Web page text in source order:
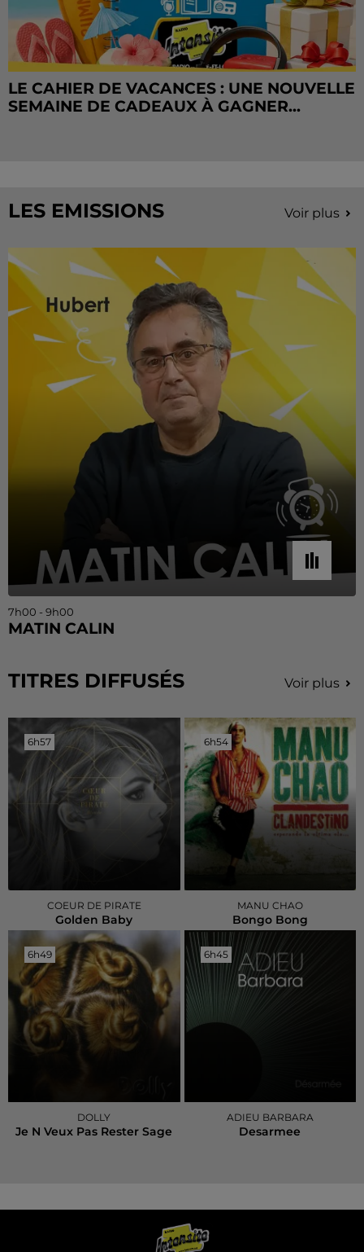
LE CAHIER DE VACANCES : UNE NOUVELLE
SEMAINE DE CADEAUX À GAGNER...
LES EMISSIONS Voir plus
7h00 - 9h00
MATIN CALIN
TITRES DIFFUSÉS Voir plus
6h57
6h57
COEUR DE PIRATE
Golden Baby
6h54
6h54
MANU CHAO
Bongo Bong
6h49
6h49
DOLLY
Je N Veux Pas Rester Sage
6h45
6h45
ADIEU BARBARA
Desarmee